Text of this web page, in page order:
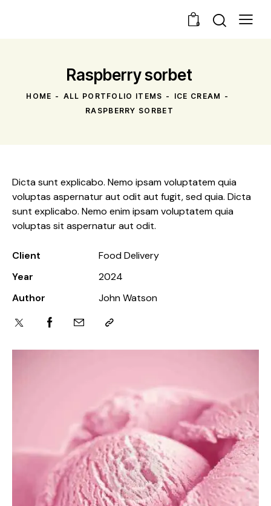
0
Raspberry sorbet
HOME ALL PORTFOLIO ITEMS
ICE CREAM
RASPBERRY SORBET
Dicta sunt explicabo. Nemo ipsam voluptatem quia
voluptas aspernatur aut odit aut fugit, sed quia. Dicta
sunt explicabo. Nemo enim ipsam voluptatem quia
voluptas sit aspernatur aut odit.
Client
Food Delivery
Year
2024
Author
John Watson